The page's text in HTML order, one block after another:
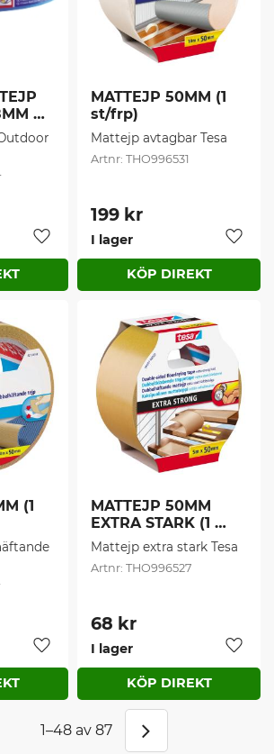
Lägg till i favoriter
MATTEJP 50MM (1
st/frp)
Mattejp avtagbar Tesa
THO996531
199 kr
Lägg
I lager
(1
Lägg till i favoriter
MATTEJP 50MM
EXTRA STARK (1
st/frp)
Mattejp extra stark Tesa
THO996527
68 kr
Lägg
I lager
1–48 av 87